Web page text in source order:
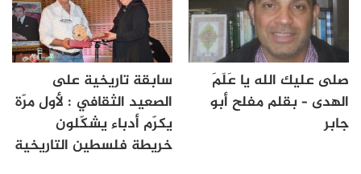
صلى عليك الله يا عَلَمَ
الهدى – بقلم مفلح أبو
جابر
سابقة تاريخية على
الصعيد الثقافي : لأول مرّة
يكرّم أدباء يشكّلون
خريطة فلسطين التاريخية